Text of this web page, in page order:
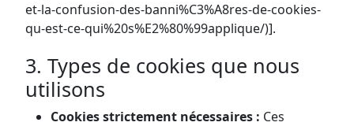
et-la-confusion-des-banni%C3%A8res-de-cookies-
qu-est-ce-qui%20s%E2%80%99applique/)].
3. Types de cookies que nous
utilisons
Cookies strictement nécessaires : Ces